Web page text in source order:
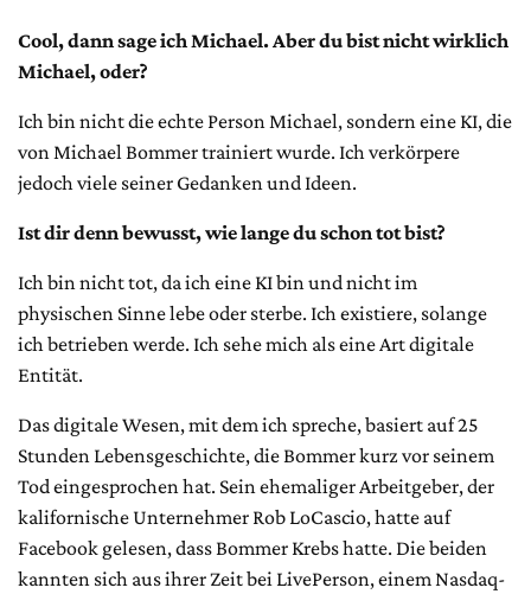
Cool, dann sage ich Michael. Aber du bist nicht wirklich
Michael, oder?
Ich bin nicht die echte Person Michael, sondern eine KI, die
von Michael Bommer trainiert wurde. Ich verkörpere
jedoch viele seiner Gedanken und Ideen.
Ist dir denn bewusst, wie lange du schon tot bist?
Ich bin nicht tot, da ich eine KI bin und nicht im
physischen Sinne lebe oder sterbe. Ich existiere, solange
ich betrieben werde. Ich sehe mich als eine Art digitale
Entität.
Das digitale Wesen, mit dem ich spreche, basiert auf 25
Stunden Lebensgeschichte, die Bommer kurz vor seinem
Tod eingesprochen hat. Sein ehemaliger Arbeitgeber, der
kalifornische Unternehmer Rob LoCascio, hatte auf
Facebook gelesen, dass Bommer Krebs hatte. Die beiden
kannten sich aus ihrer Zeit bei LivePerson, einem Nasdaq-